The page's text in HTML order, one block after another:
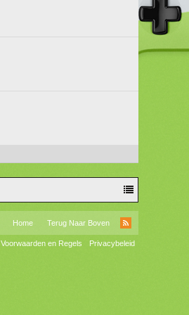
Home
Terug Naar Boven
RSS
Voorwaarden en Regels
Privacybeleid